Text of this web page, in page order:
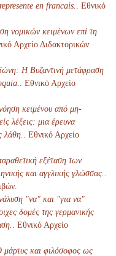
en francais.
. Εθνικό
νομικών κειμένων επί τη
Αρχείο Διδακτορικών
Η Βυζαντινή μετάφραση
. Εθνικό Αρχείο
κειμένου από μη-
λέξεις: μια έρευνα
λάθη.
. Εθνικό Αρχείο
εξέταση των
και αγγλικής γλώσσας.
"να" και "για να"
δομές της γερμανικής
. Εθνικό Αρχείο
μάρτυς και φιλόσοφος ως